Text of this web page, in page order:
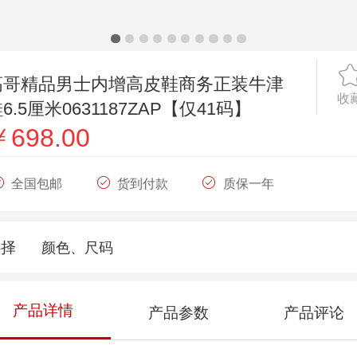
精品男士内增高皮鞋商务正装牛津
厘米0631187ZAP【仅41码】
收
698.00
全国包邮 货到付款 质保一年
颜色、尺码
产品详情 产品参数 产品评论